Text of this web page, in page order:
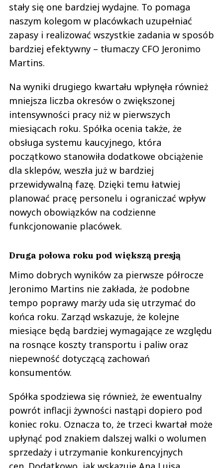
stały się one bardziej wydajne. To pomaga
naszym kolegom w placówkach uzupełniać
zapasy i realizować wszystkie zadania w sposób
bardziej efektywny – tłumaczy CFO Jeronimo
Martins.
Na wyniki drugiego kwartału wpłynęła również
mniejsza liczba okresów o zwiększonej
intensywności pracy niż w pierwszych
miesiącach roku. Spółka ocenia także, że
obsługa systemu kaucyjnego, która
początkowo stanowiła dodatkowe obciążenie
dla sklepów, weszła już w bardziej
przewidywalną fazę. Dzięki temu łatwiej
planować pracę personelu i ograniczać wpływ
nowych obowiązków na codzienne
funkcjonowanie placówek.
Druga połowa roku pod większą presją
Mimo dobrych wyników za pierwsze półrocze
Jeronimo Martins nie zakłada, że podobne
tempo poprawy marży uda się utrzymać do
końca roku. Zarząd wskazuje, że kolejne
miesiące będą bardziej wymagające ze względu
na rosnące koszty transportu i paliw oraz
niepewność dotyczącą zachowań
konsumentów.
Spółka spodziewa się również, że ewentualny
powrót inflacji żywności nastąpi dopiero pod
koniec roku. Oznacza to, że trzeci kwartał może
upłynąć pod znakiem dalszej walki o wolumen
sprzedaży i utrzymanie konkurencyjnych